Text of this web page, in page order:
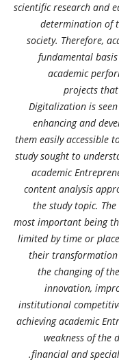
scientific research and
determination of
society. Therefore,
fundamental
academic
projects
Digitalization is
enhancing and
them easily accessible
study sought to
academic
content analysis
the study topic.
most important being
limited by time or
their transformation
the changing of
innovation,
institutional
achieving academic
weakness of the
financial and